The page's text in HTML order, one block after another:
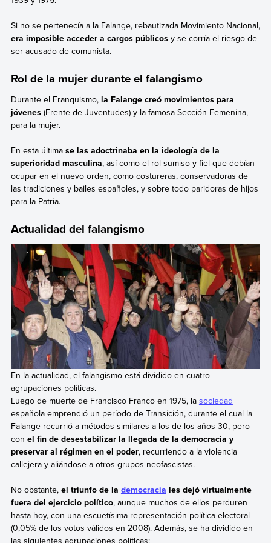
Si no se pertenecía a la Falange, rebautizada Movimiento Nacional,
era imposible acceder a cargos públicosy se corría el riesgo de
ser acusado de comunista.
Rol de la mujer durante el falangismo
Durante el Franquismo, la Falange creó movimientos para
jóvenes(Frente de Juventudes) y la famosa Sección Femenina,
para la mujer.
En esta última se las adoctrinaba en la ideología de la
superioridad masculina, así como el rol sumiso y fiel que debían
ocupar en el nuevo orden, como costureras, conservadoras de
las tradiciones y bailes españoles, y sobre todo paridoras de hijos
para la Patria.
Actualidad del falangismo
En la actualidad, el falangismo está dividido en cuatro
agrupaciones políticas.
Luego de muerte de Francisco Franco en 1975, la sociedad
española emprendió un período de Transición, durante el cual la
Falange recurrió a métodos similares a los de los años 30, pero
con el fin de desestabilizar la llegada de la democracia y
preservar al régimen en el poder, recurriendo a la violencia
callejera y aliándose a otros grupos neofascistas.
No obstante, el triunfo de la democracia les dejó virtualmente
fuera del ejercicio político, aunque muchos de ellos perduren
hasta hoy, con una escuetísima representación política electoral
(0,05% de los votos válidos en 2008). Además, se ha dividido en